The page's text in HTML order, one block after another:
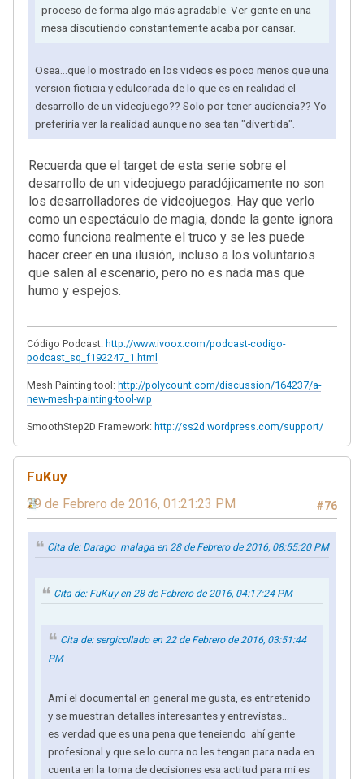
proceso de forma algo más agradable. Ver gente en una
mesa discutiendo constantemente acaba por cansar.
Osea...que lo mostrado en los videos es poco menos que una
version ficticia y edulcorada de lo que es en realidad el
desarrollo de un videojuego?? Solo por tener audiencia?? Yo
preferiria ver la realidad aunque no sea tan "divertida".
Recuerda que el target de esta serie sobre el
desarrollo de un videojuego paradójicamente no son
los desarrolladores de videojuegos. Hay que verlo
como un espectáculo de magia, donde la gente ignora
como funciona realmente el truco y se les puede
hacer creer en una ilusión, incluso a los voluntarios
que salen al escenario, pero no es nada mas que
humo y espejos.
Código Podcast: http://www.ivoox.com/podcast-codigo-
podcast_sq_f192247_1.html
Mesh Painting tool: http://polycount.com/discussion/164237/a-
new-mesh-painting-tool-wip
SmoothStep2D Framework: http://ss2d.wordpress.com/support/
FuKuy
#76
29 de Febrero de 2016, 01:21:23 PM
Cita de: Darago_malaga en 28 de Febrero de 2016, 08:55:20 PM
Cita de: FuKuy en 28 de Febrero de 2016, 04:17:24 PM
Cita de: sergicollado en 22 de Febrero de 2016, 03:51:44
PM
Ami el documental en general me gusta, es entretenido
y se muestran detalles interesantes y entrevistas...
es verdad que es una pena que teneiendo ahí gente
profesional y que se lo curra no les tengan para nada en
cuenta en la toma de decisiones esa actitud para mi es